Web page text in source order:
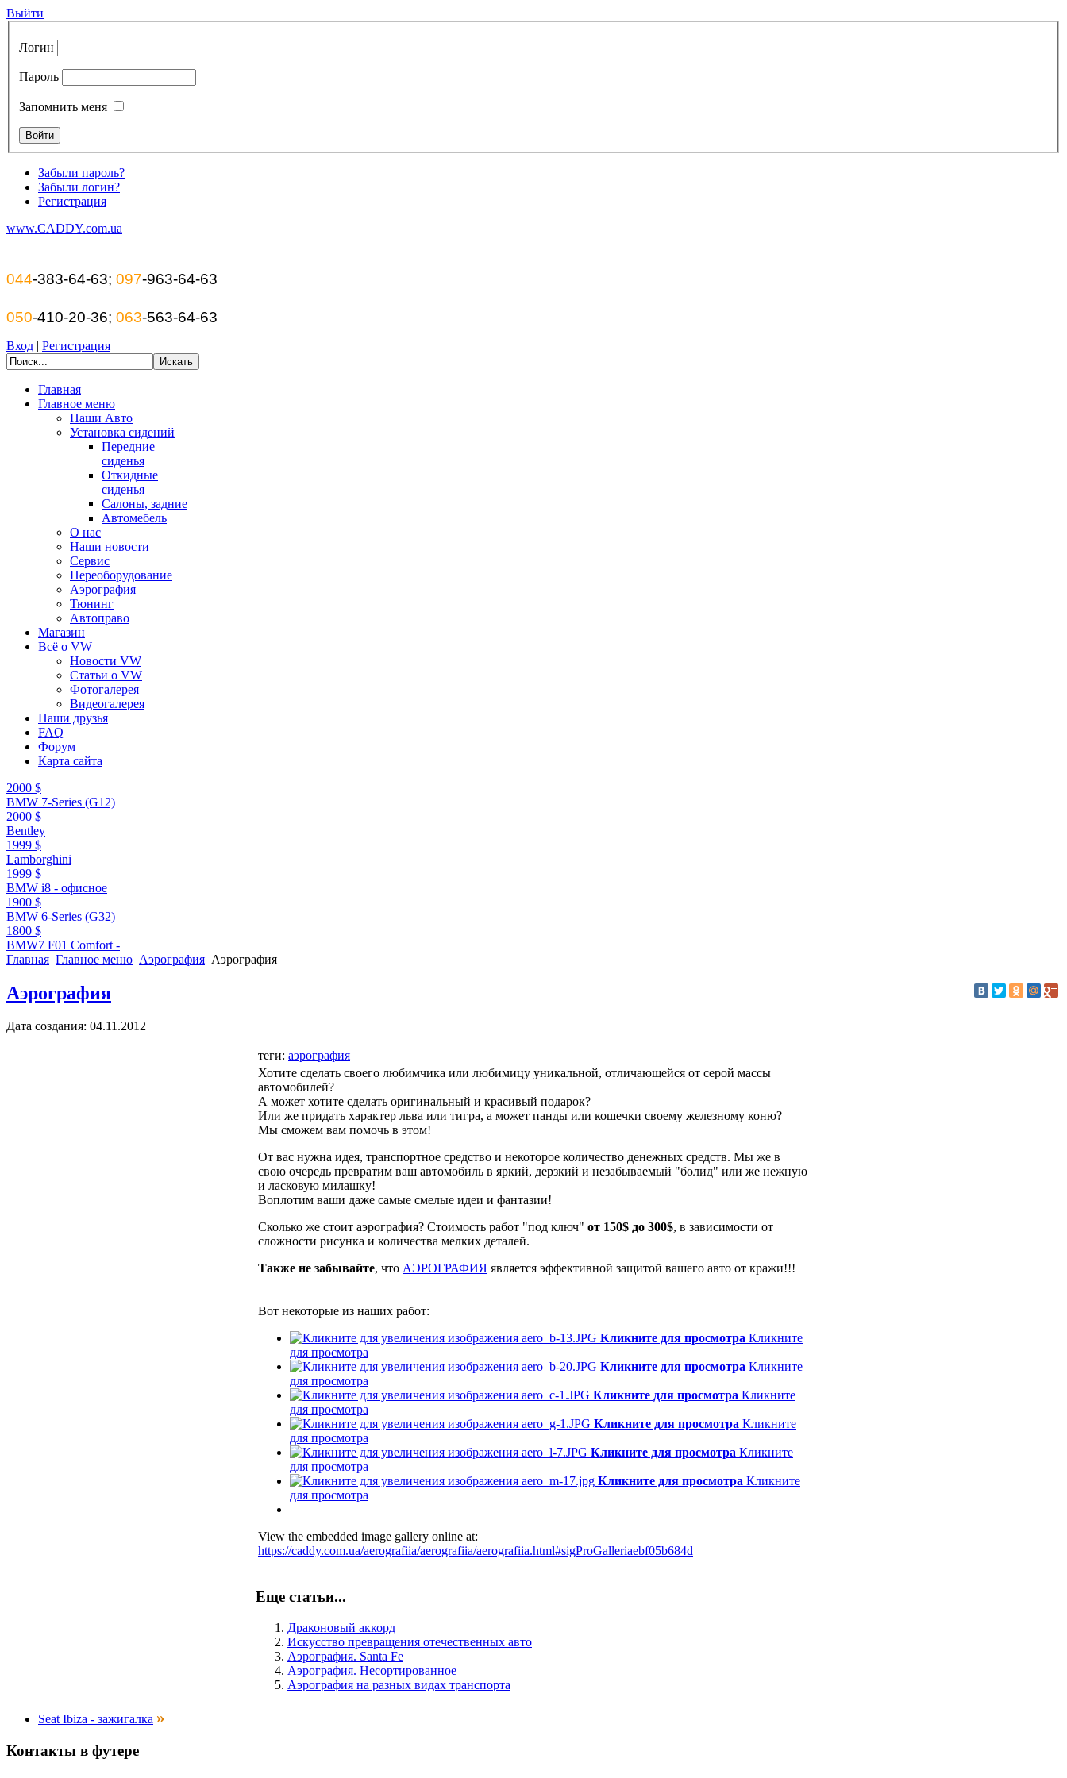
Выйти
Логин
Пароль
Запомнить меня
Забыли пароль?
Забыли логин?
Регистрация
www.CADDY.com.ua
044-383-64-63; 097-963-64-63
050-410-20-36; 063-563-64-63
Вход | Регистрация
Главная
Главное меню
Наши Авто
Установка сидений
Передние
сиденья
Откидные
сиденья
Салоны, задние
Автомебель
О нас
Наши новости
Сервис
Переоборудование
Аэрография
Тюнинг
Автоправо
Магазин
Всё о VW
Новости VW
Статьи o VW
Фотогалерея
Видеогалерея
Наши друзья
FAQ
Форум
Карта сайта
2000 $
BMW 7-Series (G12)
2000 $
Bentley
1999 $
Lamborghini
1999 $
BMW i8 - офисное
1900 $
BMW 6-Series (G32)
1800 $
BMW7 F01 Comfort -
Главная Главное меню Аэрография Аэрография
Аэрография
Дата создания: 04.11.2012
теги: аэрография
Хотите сделать своего любимчика или любимицу уникальной, отличающейся от серой массы
автомобилей?
А может хотите сделать оригинальный и красивый подарок?
Или же придать характер льва или тигра, а может панды или кошечки своему железному коню?
Мы сможем вам помочь в этом!
От вас нужна идея, транспортное средство и некоторое количество денежных средств. Мы же в
свою очередь превратим ваш автомобиль в яркий, дерзкий и незабываемый "болид" или же нежную
и ласковую милашку!
Воплотим ваши даже самые смелые идеи и фантазии!
Сколько же стоит аэрография? Стоимость работ "под ключ" от 150$ до 300$, в зависимости от
сложности рисунка и количества мелких деталей.
Также не забывайте, что АЭРОГРАФИЯ является эффективной защитой вашего авто от кражи!!!
Вот некоторые из наших работ:
Кликните для просмотра Кликните
для просмотра
Кликните для просмотра Кликните
для просмотра
Кликните для просмотра Кликните
для просмотра
Кликните для просмотра Кликните
для просмотра
Кликните для просмотра Кликните
для просмотра
Кликните для просмотра Кликните
для просмотра
View the embedded image gallery online at:
https://caddy.com.ua/aerografiia/aerografiia/aerografiia.html#sigProGalleriaebf05b684d
Еще статьи...
Драконовый аккорд
Искусство превращения отечественных авто
Аэрография. Santa Fe
Аэрография. Несортированное
Аэрография на разных видах транспорта
Seat Ibiza - зажигалка »
Контакты в футере